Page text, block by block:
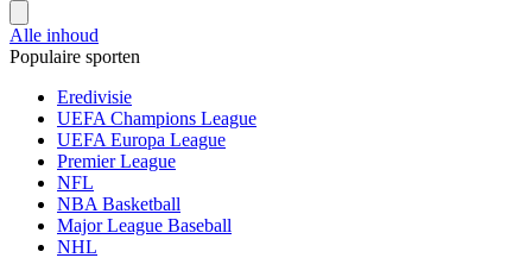
Alle inhoud
Populaire sporten
Eredivisie
UEFA Champions League
UEFA Europa League
Premier League
NFL
NBA Basketball
Major League Baseball
NHL